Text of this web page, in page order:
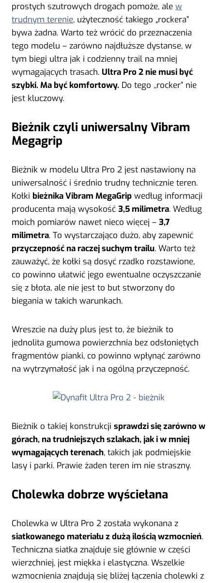
prostych szutrowych drogach pomoże, ale w
trudnym terenie, użyteczność takiego „rockera”
bywa żadna. Warto też wrócić do przeznaczenia
tego modelu – zarówno najdłuższe dystanse, w
tym biegi ultra jak i codzienny trail na mniej
wymagających trasach. Ultra Pro 2 nie musi być
szybki. Ma być komfortowy. Do tego ,,rocker” nie
jest kluczowy.
Bieżnik czyli uniwersalny Vibram
Megagrip
Bieżnik w modelu Ultra Pro 2 jest nastawiony na
uniwersalność i średnio trudny technicznie teren.
Kołki bieżnika Vibram MegaGrip według informacji
producenta mają wysokość 3,5 milimetra. Według
moich pomiarów nawet nieco więcej – 3,7
milimetra. To wystarczająco dużo, aby zapewnić
przyczepność na raczej suchym trailu. Warto też
zauważyć, że kołki są dosyć rzadko rozstawione,
co powinno ułatwić jego ewentualne oczyszczanie
się z błota, ale nie jest to but stworzony do
biegania w takich warunkach.
Wreszcie na duży plus jest to, że bieżnik to
jednolita gumowa powierzchnia bez odsłoniętych
fragmentów pianki, co powinno wpłynąć zarówno
na wytrzymałość jak i na ogólną przyczepność.
Bieżnik o takiej konstrukcji sprawdzi się zarówno w
górach, na trudniejszych szlakach, jak i w mniej
wymagających terenach, takich jak podmiejskie
lasy i parki. Prawie żaden teren im nie straszny.
Cholewka dobrze wyściełana
Cholewka w Ultra Pro 2 została wykonana z
siatkowanego materiału z dużą ilością wzmocnień.
Techniczna siatka znajduje się głównie w części
wierzchniej, jest miękka i elastyczna. Wszelkie
wzmocnienia znajdują się bliżej łączenia cholewki z